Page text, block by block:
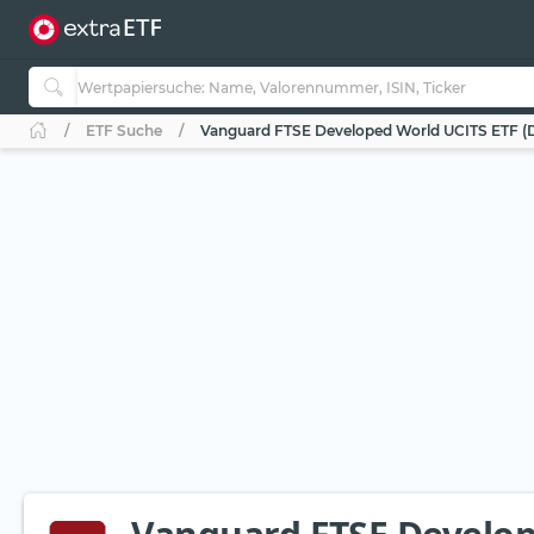
ETF Suche Vanguard FTSE Developed World UCITS ETF